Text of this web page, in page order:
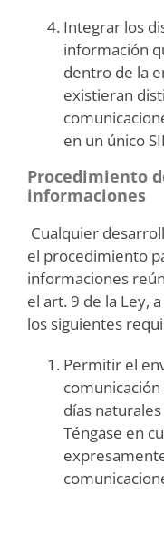
Integrar los
información
dentro de la
existieran
en un único
Procedimiento
informaciones
Cualquier
el procedimiento
informaciones
el art. 9 de la Ley,
los siguientes
Permitir el
días
Téngase en